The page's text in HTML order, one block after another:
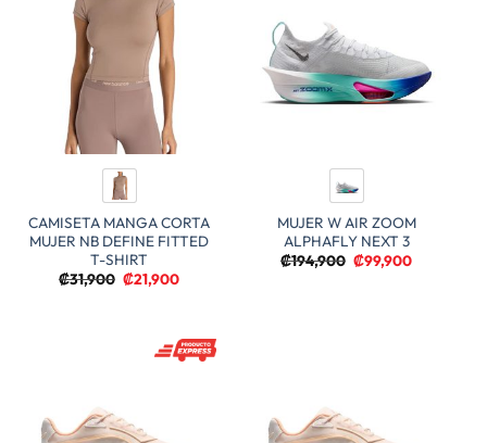
CAMISETA MANGA CORTA
MUJER NB DEFINE FITTED
T-SHIRT
₡31,900 El
precio
₡31,900.
₡21,900El
₡21,900.
MUJER W AIR ZOOM
ALPHAFLY NEXT 3
₡194,900 El
precio
₡99,900El